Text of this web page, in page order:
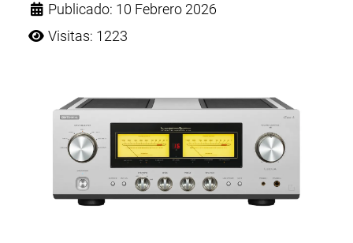
Publicado: 10 Febrero 2026
Visitas: 1223